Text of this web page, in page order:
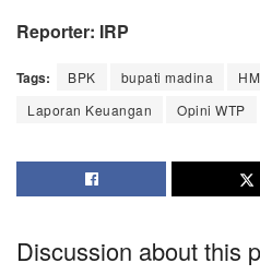
Reporter: IRP
Tags: BPK bupati madina
Laporan Keuangan
Opini WTP
Discussion about this